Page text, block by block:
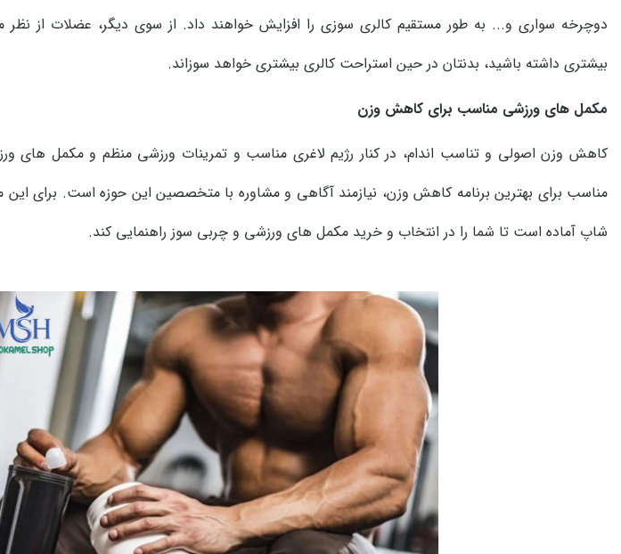
دوچرخه سواری و... به طور مستقیم کالری سوزی را افزایش خواهند داد. از سوی دیگر، عضلات از نظر
بیشتری داشته باشید، بدنتان در حین استراحت کالری بیشتری خواهد سوزاند.
مکمل های ورزشی مناسب برای کاهش وزن
کاهش وزن اصولی و تناسب اندام، در کنار رژیم لاغری مناسب و تمرینات ورزشی منظم و مکمل های
مناسب برای بهترین برنامه کاهش وزن، نیازمند آگاهی و مشاوره با متخصصین این حوزه است. برای این
شاپ آماده است تا شما را در انتخاب و خرید مکمل های ورزشی و چربی سوز راهنمایی کند.